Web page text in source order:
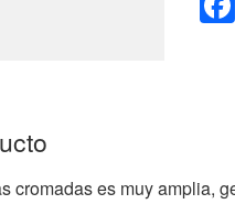
cromadas es muy amplia,